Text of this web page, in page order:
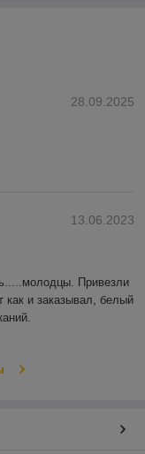
28.09.2025
13.06.2023
Привезли
как и заказывал, белый